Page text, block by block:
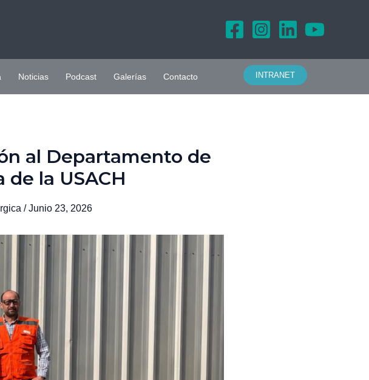
Noticias Podcast Galerías Contacto INTRANET
al Departamento de
la USACH
/Junio 23, 2026